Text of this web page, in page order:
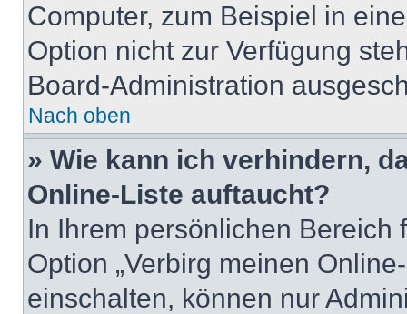
Computer, zum Beispiel in
Option nicht zur Verfügung
Board-Administration
Nach oben
» Wie kann ich verhindern,
Online-Liste auftaucht?
In Ihrem persönlichen
Option „Verbirg meinen
einschalten, können nur